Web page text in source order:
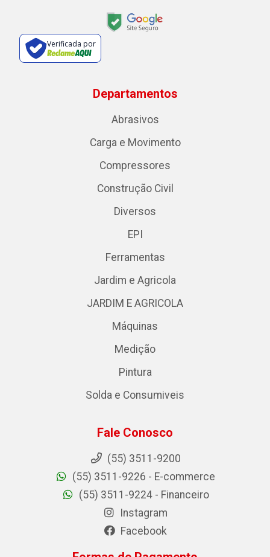
Verificada por
Departamentos
Abrasivos
Carga e Movimento
Compressores
Construção Civil
Diversos
EPI
Ferramentas
Jardim e Agricola
JARDIM E AGRICOLA
Máquinas
Medição
Pintura
Solda e Consumiveis
Fale Conosco
(55) 3511-9200
(55) 3511-9226 - E-commerce
(55) 3511-9224 - Financeiro
Instagram
Facebook